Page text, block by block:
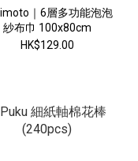
｜6層多功能泡泡
紗布巾 100x80cm
HK$129.00